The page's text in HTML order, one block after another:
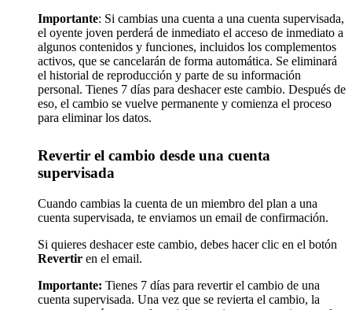
Importante: Si cambias una cuenta a una cuenta supervisada,
el oyente joven perderá de inmediato el acceso de inmediato a
algunos contenidos y funciones, incluidos los complementos
activos, que se cancelarán de forma automática. Se eliminará
el historial de reproducción y parte de su información
personal. Tienes 7 días para deshacer este cambio. Después de
eso, el cambio se vuelve permanente y comienza el proceso
para eliminar los datos.
Revertir el cambio desde una cuenta
supervisada
Cuando cambias la cuenta de un miembro del plan a una
cuenta supervisada, te enviamos un email de confirmación.
Si quieres deshacer este cambio, debes hacer clic en el botón
Revertir en el email.
Importante: Tienes 7 días para revertir el cambio de una
cuenta supervisada. Una vez que se revierta el cambio, la